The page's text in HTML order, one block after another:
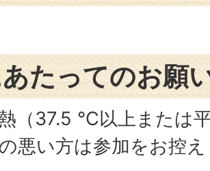
たってのお願
（37.5 ℃以上または
悪い方は参加をお控